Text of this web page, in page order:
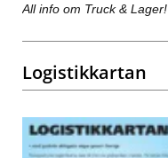
All info om Truck & Lager!
Logistikkartan